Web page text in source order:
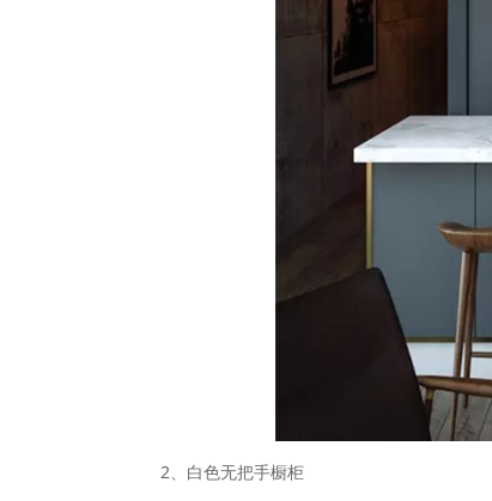
2、白色无把手橱柜